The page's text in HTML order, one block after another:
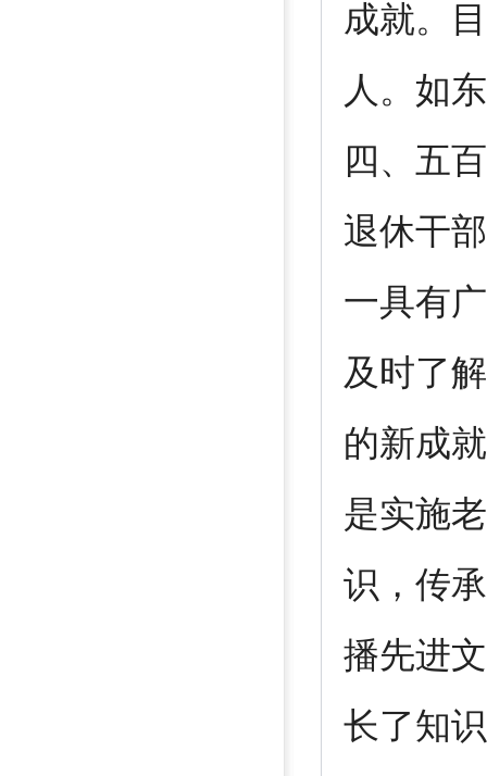
成就。
人。如
四、五
退休干
一具有
及时了
的新成
是实施
识，传
播先进
长了知